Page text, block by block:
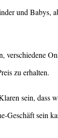
und Babys,
verschiedene
zu erhalten.
sein, dass
Geschäft sein